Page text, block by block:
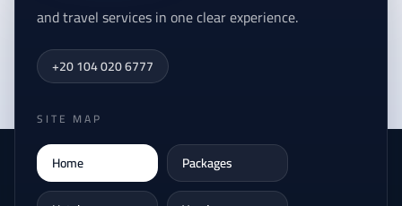
and travel services in one clear experience.
+20 104 020 6777
SITE MAP
Home
Packages